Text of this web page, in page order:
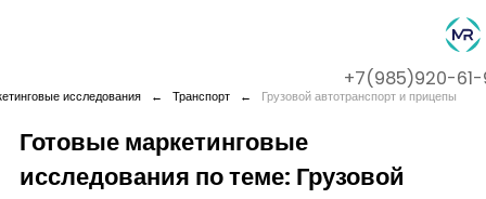
Company
+7(985)920-
исследования ← Транспорт ← Грузовой автотранспорт и прицепы
Готовые маркетинговые
исследования по теме: Грузовой